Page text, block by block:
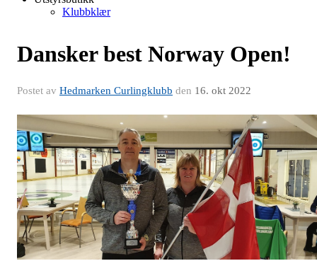
Klubbklær
Dansker best Norway Open!
Postet av Hedmarken Curlingklubb den 16. okt 2022